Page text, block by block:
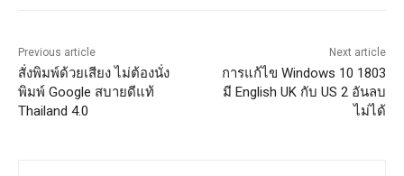
Previous article
สั่งพิมพ์ด้วยเสียง ไม่ต้องนั่ง
พิมพ์ Google สบายดีแท้
Thailand 4.0
Next article
การแก้ไข Windows 10 1803
มี English UK กับ US 2 อันลบ
ไม่ได้